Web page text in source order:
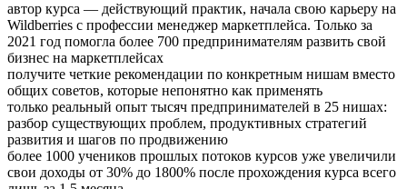
автор курса — действующий практик, начала свою карьеру на
Wildberries с профессии менеджер маркетплейса. Только за
2021 год помогла более 700 предпринимателям развить свой
бизнес на маркетплейсах
получите четкие рекомендации по конкретным нишам вместо
общих советов, которые непонятно как применять
только реальный опыт тысяч предпринимателей в 25 нишах:
разбор существующих проблем, продуктивных стратегий
развития и шагов по продвижению
более 1000 учеников прошлых потоков курсов уже увеличили
свои доходы от 30% до 1800% после прохождения курса всего